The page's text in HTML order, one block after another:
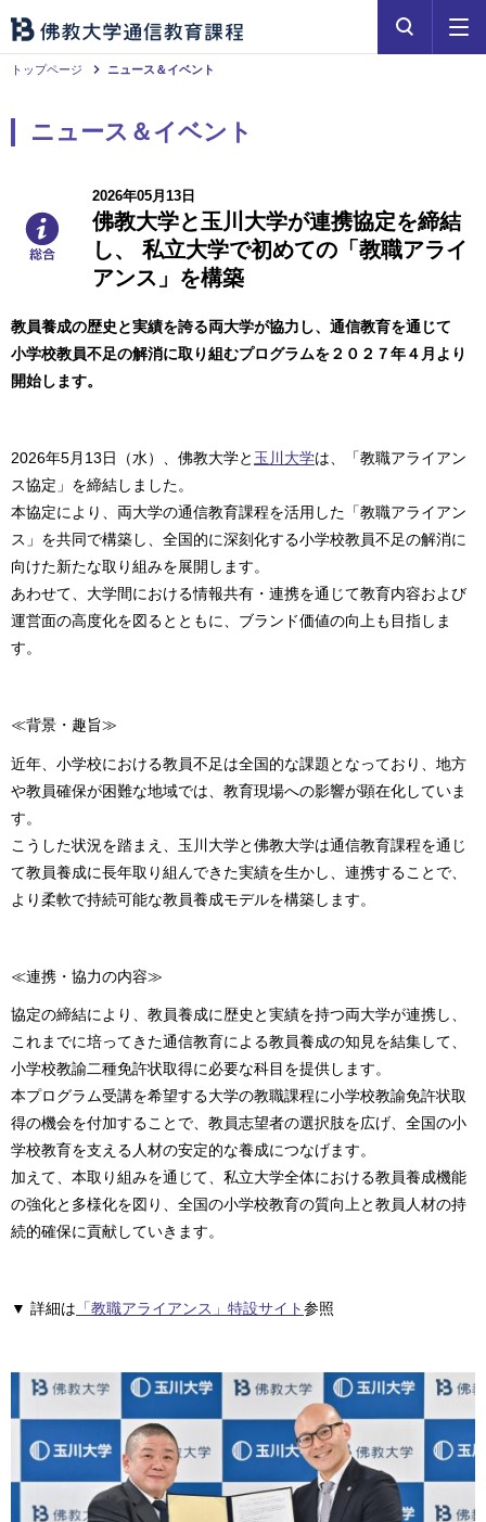
トップページ ニュース＆イベント
ニュース＆イベント
2026年05月13日
佛教大学と玉川大学が連携協定を締結
し、 私立大学で初めての「教職アライ
アンス」を構築
教員養成の歴史と実績を誇る両大学が協力し、通信教育を通じて
小学校教員不足の解消に取り組むプログラムを２０２７年４月より
開始します。
2026年5月13日（水）、佛教大学と 玉川大学は、「教職アライアン
ス協定」を締結しました。
本協定により、両大学の通信教育課程を活用した「教職アライアン
ス」を共同で構築し、全国的に深刻化する小学校教員不足の解消に
向けた新たな取り組みを展開します。
あわせて、大学間における情報共有・連携を通じて教育内容および
運営面の高度化を図るとともに、ブランド価値の向上も目指しま
す。
≪背景・趣旨≫
近年、小学校における教員不足は全国的な課題となっており、地方
や教員確保が困難な地域では、教育現場への影響が顕在化していま
す。
こうした状況を踏まえ、玉川大学と佛教大学は通信教育課程を通じ
て教員養成に長年取り組んできた実績を生かし、連携することで、
より柔軟で持続可能な教員養成モデルを構築します。
≪連携・協力の内容≫
協定の締結により、教員養成に歴史と実績を持つ両大学が連携し、
これまでに培ってきた通信教育による教員養成の知見を結集して、
小学校教諭二種免許状取得に必要な科目を提供します。
本プログラム受講を希望する大学の教職課程に小学校教諭免許状取
得の機会を付加することで、教員志望者の選択肢を広げ、全国の小
学校教育を支える人材の安定的な養成につなげます。
加えて、本取り組みを通じて、私立大学全体における教員養成機能
の強化と多様化を図り、全国の小学校教育の質向上と教員人材の持
続的確保に貢献していきます。
▼ 詳細は 「教職アライアンス」特設サイト参照